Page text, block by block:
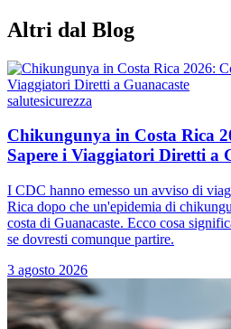
Altri dal Blog
salutesicurezza
Chikungunya in Costa Rica
Sapere i Viaggiatori Diretti a
I CDC hanno emesso un avviso di
Rica dopo che un'epidemia di
costa di Guanacaste. Ecco cosa
se dovresti comunque partire.
3 agosto 2026